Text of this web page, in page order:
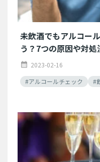
未飲酒でもアルコー
う？7つの原因や対処
calendar_month 2023-02-16
#アルコールチェック
#